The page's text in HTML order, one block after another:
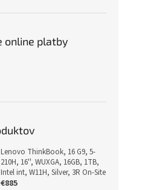
online platby
Lenovo ThinkBook, 16 G9, 5-
210H, 16'', WUXGA, 16GB, 1TB,
Intel int, W11H, Silver, 3R On-Site
€885